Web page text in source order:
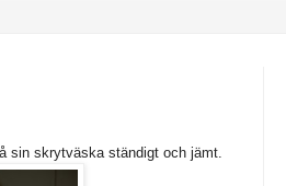
sin skrytväska ständigt och jämt.